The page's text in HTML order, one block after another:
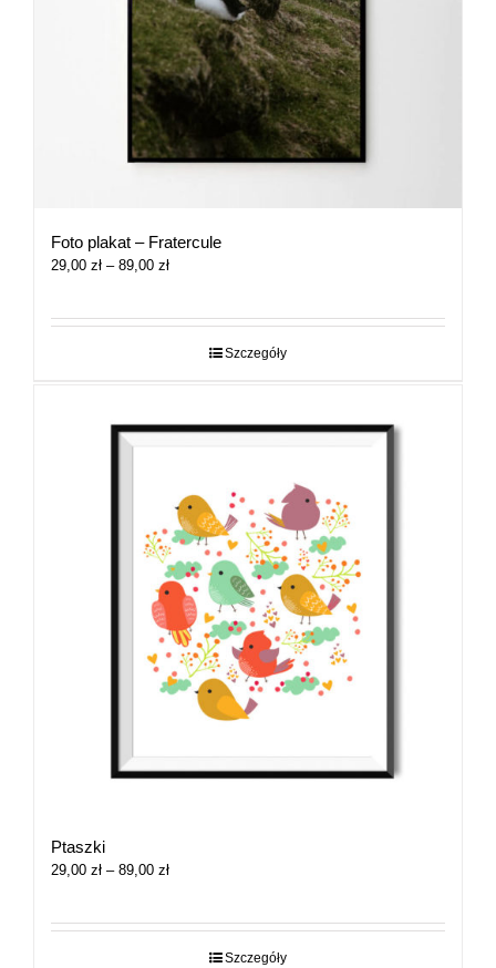
Foto plakat – Fratercule
29,00 zł – 89,00 złZakres
29,00 zł
Szczegóły
Ptaszki
29,00 zł – 89,00 złZakres
29,00 zł
Szczegóły